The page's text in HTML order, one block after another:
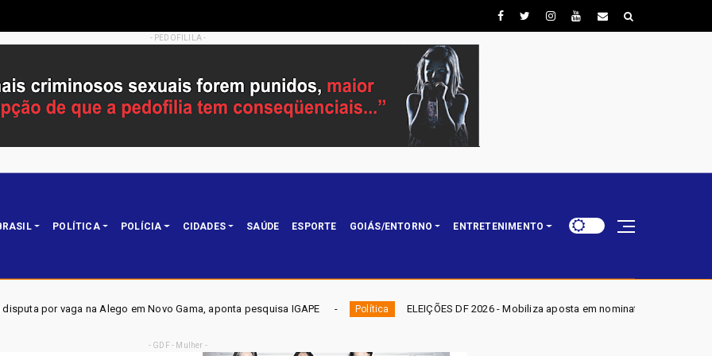
- PEDOFILILA -
POLÍTICA POLÍCIA CIDADES SAÚDE ESPORTE GOIÁS/ENTORNO ENTRETENIMENTO
em Novo Gama, aponta pesquisa IGAPE Política ELEIÇÕES DF 2026 - Mobiliza aposta em nominata completa e mira eleger três
- GDF - Mulher -